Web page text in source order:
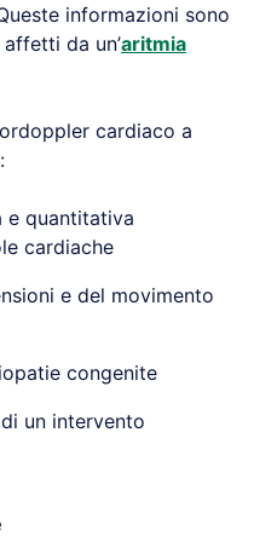
informazioni sono
da un’aritmia
cardiaco a
e quantitativa
cardiache
e del movimento
congenite
un intervento